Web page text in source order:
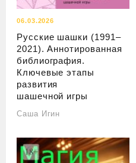
06.03.2026
Русские шашки (1991–
2021). Аннотированная
библиография.
Ключевые этапы
развития
шашечной игры
Саша Игин